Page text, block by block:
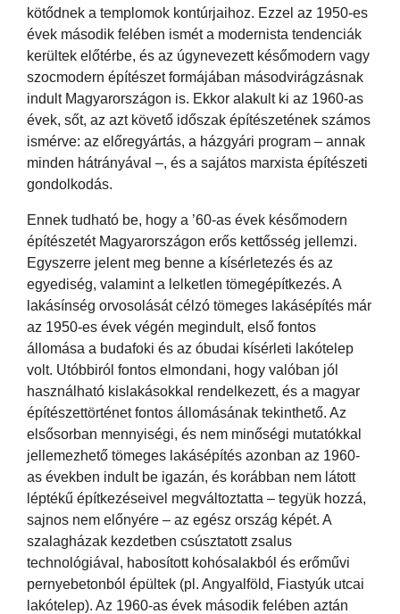
kötődnek a templomok kontúrjaihoz. Ezzel az 1950-es
évek második felében ismét a modernista tendenciák
kerültek előtérbe, és az úgynevezett későmodern vagy
szocmodern építészet formájában másodvirágzásnak
indult Magyarországon is. Ekkor alakult ki az 1960-as
évek, sőt, az azt követő időszak építészetének számos
ismérve: az előregyártás, a házgyári program – annak
minden hátrányával –, és a sajátos marxista építészeti
gondolkodás.
Ennek tudható be, hogy a ’60-as évek későmodern
építészetét Magyarországon erős kettősség jellemzi.
Egyszerre jelent meg benne a kísérletezés és az
egyediség, valamint a lelketlen tömegépítkezés. A
lakásínség orvosolását célzó tömeges lakásépítés már
az 1950-es évek végén megindult, első fontos
állomása a budafoki és az óbudai kísérleti lakótelep
volt. Utóbbiról fontos elmondani, hogy valóban jól
használható kislakásokkal rendelkezett, és a magyar
építészettörténet fontos állomásának tekinthető. Az
elsősorban mennyiségi, és nem minőségi mutatókkal
jellemezhető tömeges lakásépítés azonban az 1960-
as években indult be igazán, és korábban nem látott
léptékű építkezéseivel megváltoztatta – tegyük hozzá,
sajnos nem előnyére – az egész ország képét. A
szalagházak kezdetben csúsztatott zsalus
technológiával, habosított kohósalakból és erőművi
pernyebetonból épültek (pl. Angyalföld, Fiastyúk utcai
lakótelep). Az 1960-as évek második felében aztán